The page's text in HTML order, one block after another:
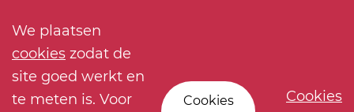
We plaatsen
cookies zodat de
site goed werkt en
te meten is. Voor
Cookies
Cookies